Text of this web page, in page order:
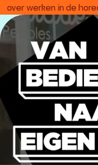
over werken in de